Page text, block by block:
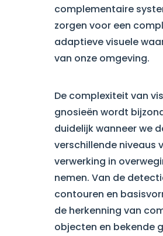
complementaire
zorgen voor een
adaptieve visuele
van onze omgeving.
De complexiteit van
gnosieën wordt
duidelijk wanneer we
verschillende niveaus
verwerking in
nemen. Van de
contouren en
de herkenning van
objecten en bekende